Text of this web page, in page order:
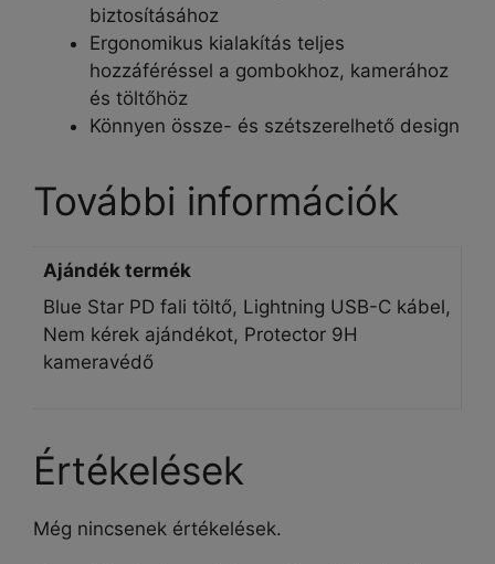
biztosításához
Ergonomikus kialakítás teljes
hozzáféréssel a gombokhoz, kamerához
és töltőhöz
Könnyen össze- és szétszerelhető design
További információk
Ajándék termék
Blue Star PD fali töltő, Lightning USB-C kábel,
Nem kérek ajándékot, Protector 9H
kameravédő
Értékelések
Még nincsenek értékelések.